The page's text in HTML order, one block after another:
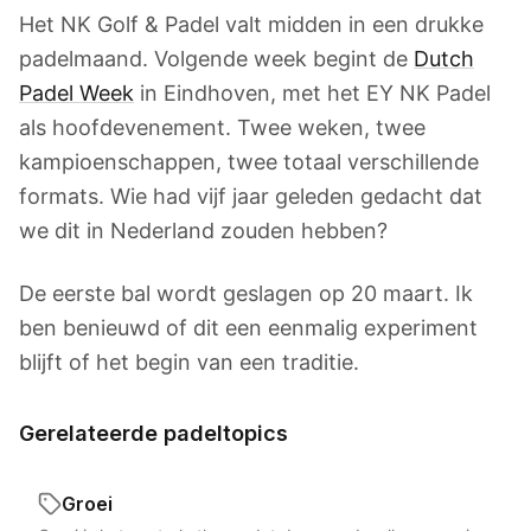
Het NK Golf & Padel valt midden in een drukke
padelmaand. Volgende week begint de Dutch
Padel Week in Eindhoven, met het EY NK Padel
als hoofdevenement. Twee weken, twee
kampioenschappen, twee totaal verschillende
formats. Wie had vijf jaar geleden gedacht dat
we dit in Nederland zouden hebben?
De eerste bal wordt geslagen op 20 maart. Ik
ben benieuwd of dit een eenmalig experiment
blijft of het begin van een traditie.
Gerelateerde padeltopics
Groei